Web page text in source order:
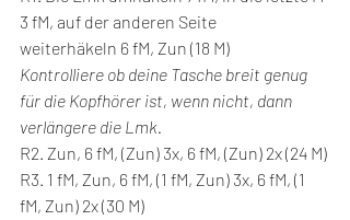
3 fM, auf der anderen Seite
weiterhäkeln 6 fM, Zun (18 M)
Kontrolliere ob deine Tasche breit genug
für die Kopfhörer ist, wenn nicht, dann
verlängere die Lmk.
R2. Zun, 6 fM, (Zun) 3x, 6 fM, (Zun) 2x (24 M)
R3. 1 fM, Zun, 6 fM, (1 fM, Zun) 3x, 6 fM, (1
fM, Zun) 2x (30 M)